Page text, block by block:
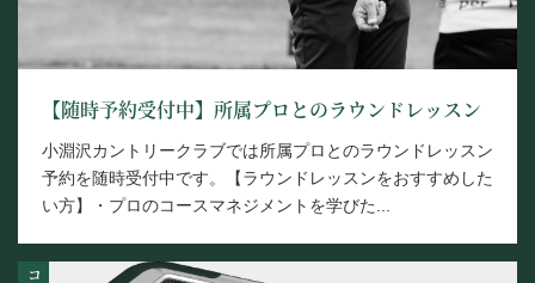
【随時予約受付中】所属プロとのラウンドレッスン
小淵沢カントリークラブでは所属プロとのラウンドレッスン
予約を随時受付中です。【ラウンドレッスンをおすすめした
い方】・プロのコースマネジメントを学びた...